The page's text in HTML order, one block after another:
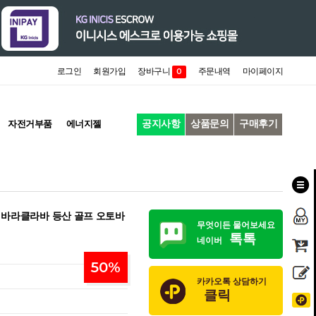
로그인 회원가입 장바구니 0 주문내역 마이페이지
자전거부품 에너지젤 공지사항 상품문의 구매후기
라클라바 등산 골프 오토바
50%
무엇이든 물어보세요
네이버
톡톡
카카오톡 상담하기
클릭